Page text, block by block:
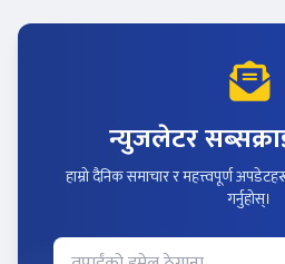
न्युजलेटर
हाम्रो दैनिक समाचार र महत्त्वपूर्ण
गर्नुहोस्।